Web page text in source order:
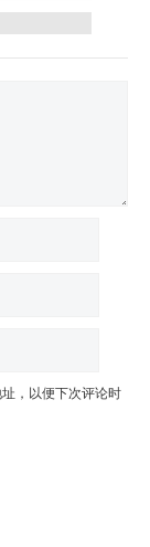
，以便下次评论时